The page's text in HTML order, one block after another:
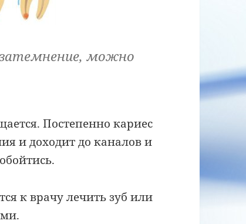
затемнение, можно
Постепенно кариес
и доходит до каналов и
к врачу лечить зуб или